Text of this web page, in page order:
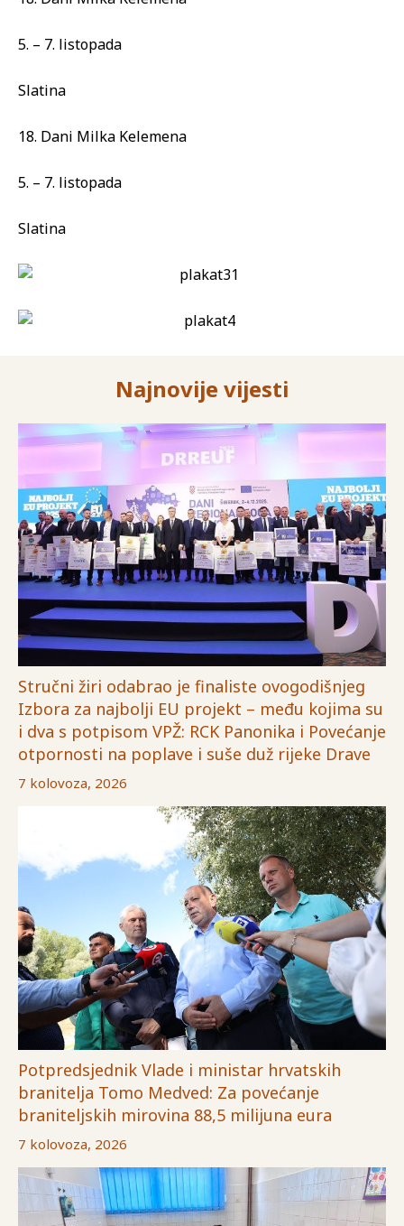
5. – 7. listopada
Slatina
18. Dani Milka Kelemena
5. – 7. listopada
Slatina
Najnovije vijesti
Stručni žiri odabrao je finaliste ovogodišnjeg
Izbora za najbolji EU projekt – među kojima su
i dva s potpisom VPŽ: RCK Panonika i Povećanje
otpornosti na poplave i suše duž rijeke Drave
7 kolovoza, 2026
Potpredsjednik Vlade i ministar hrvatskih
branitelja Tomo Medved: Za povećanje
braniteljskih mirovina 88,5 milijuna eura
7 kolovoza, 2026